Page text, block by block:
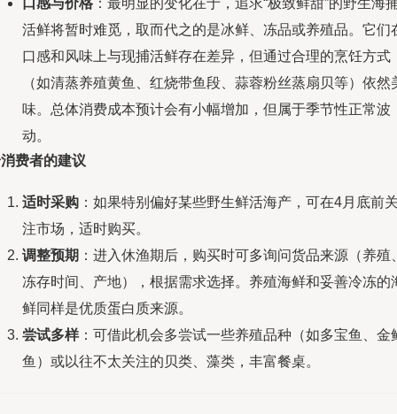
口感与价格 ：最明显的变化在于，追求“极致鲜甜”的野生海
活鲜将暂时难觅，取而代之的是冰鲜、冻品或养殖品。它们
口感和风味上与现捕活鲜存在差异，但通过合理的烹饪方式
（如清蒸养殖黄鱼、红烧带鱼段、蒜蓉粉丝蒸扇贝等）依然
味。总体消费成本预计会有小幅增加，但属于季节性正常波
动。
费者的建议
适时采购 ：如果特别偏好某些野生鲜活海产，可在4月底前
注市场，适时购买。
调整预期 ：进入休渔期后，购买时可多询问货品来源（养殖
冻存时间、产地），根据需求选择。养殖海鲜和妥善冷冻的
鲜同样是优质蛋白质来源。
尝试多样：可借此机会多尝试一些养殖品种（如多宝鱼、金
鱼）或以往不太关注的贝类、藻类，丰富餐桌。